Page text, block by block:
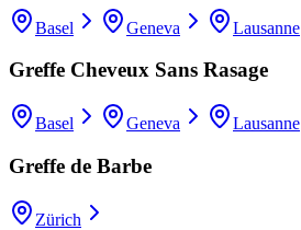
Basel Geneva Lausanne
Greffe Cheveux Sans Rasage
Basel Geneva Lausanne
Greffe de Barbe
Zürich